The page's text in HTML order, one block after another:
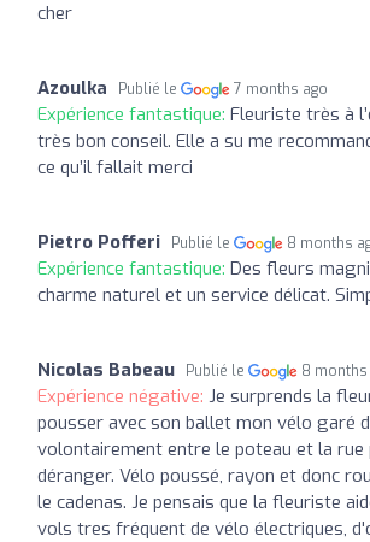
cher
Azoulka Publié le 7 months ago
Expérience fantastique: Fleuriste très à
très bon conseil. Elle a su me
ce qu’il fallait merci
Pietro Pofferi Publié le 8 months
Expérience fantastique: Des fleurs
charme naturel et un service délicat.
Nicolas Babeau Publié le 8 months
Expérience négative: Je surprends la
pousser avec son ballet mon vélo garé
volontairement entre le poteau et la rue
déranger. Vélo poussé, rayon et donc
le cadenas. Je pensais que la fleuriste
vols tres fréquent de vélo électriques,